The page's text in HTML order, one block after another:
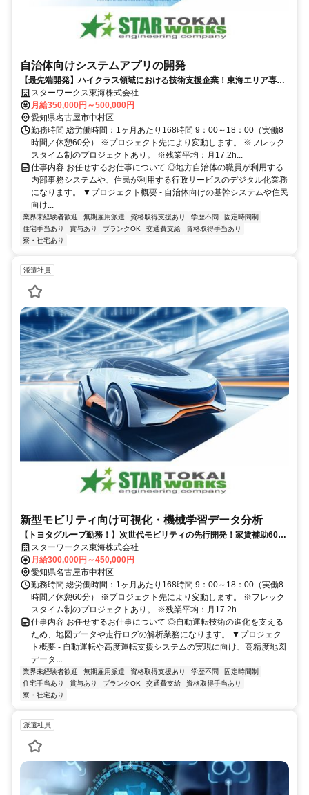
自治体向けシステムアプリの開発
【最先端開発】ハイクラス領域における技術支援企業！東海エリア専属
案件／賞与4.0ヶ月／家賃補助60％／前職平均160万UP！
スターワークス東海株式会社
月給350,000円～500,000円
愛知県名古屋市中村区
勤務時間 総労働時間：1ヶ月あたり168時間 9：00～18：00（実働8
時間／休憩60分） ※プロジェクト先により変動します。 ※フレック
スタイム制のプロジェクトあり。 ※残業平均：月17.2h...
仕事内容 お任せするお仕事について ◎地方自治体の職員が利用する
内部事務システムや、住民が利用する行政サービスのデジタル化業務
になります。 ▼プロジェクト概要 - 自治体向けの基幹システムや住民
向け...
業界未経験者歓迎 無期雇用派遣 資格取得支援あり 学歴不問
固定時間制
住宅手当あり
賞与あり ブランクOK 交通費支給
資格取得手当あり
寮・社宅あり
派遣社員
新型モビリティ向け可視化・機械学習データ分析
【トヨタグループ勤務！】次世代モビリティの先行開発！家賃補助60％
／前職平均160万UP！／フレックス制度有り
スターワークス東海株式会社
月給300,000円～450,000円
愛知県名古屋市中村区
勤務時間 総労働時間：1ヶ月あたり168時間 9：00～18：00（実働8
時間／休憩60分） ※プロジェクト先により変動します。 ※フレック
スタイム制のプロジェクトあり。 ※残業平均：月17.2h...
仕事内容 お任せするお仕事について ◎自動運転技術の進化を支える
ため、地図データや走行ログの解析業務になります。 ▼プロジェク
ト概要 - 自動運転や高度運転支援システムの実現に向け、高精度地図
データ...
業界未経験者歓迎 無期雇用派遣 資格取得支援あり 学歴不問
固定時間制
住宅手当あり
賞与あり ブランクOK 交通費支給
資格取得手当あり
寮・社宅あり
派遣社員